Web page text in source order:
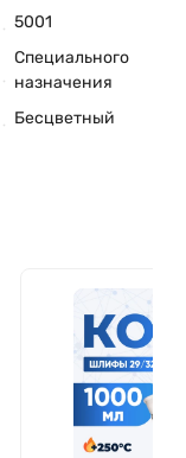
5001
Специального
назначения
Бесцветный